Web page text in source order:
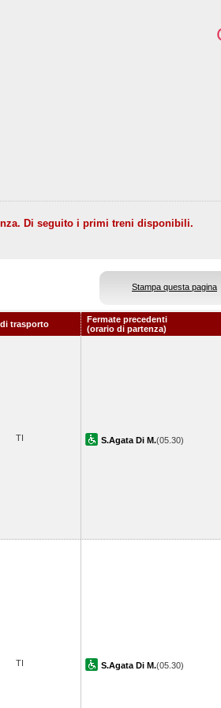
Di seguito i primi treni disponibili.
Stampa questa pagina
trasporto
Fermate precedenti
(orario di partenza)
TI S.Agata Di M.(05.30)
TI S.Agata Di M.(05.30)